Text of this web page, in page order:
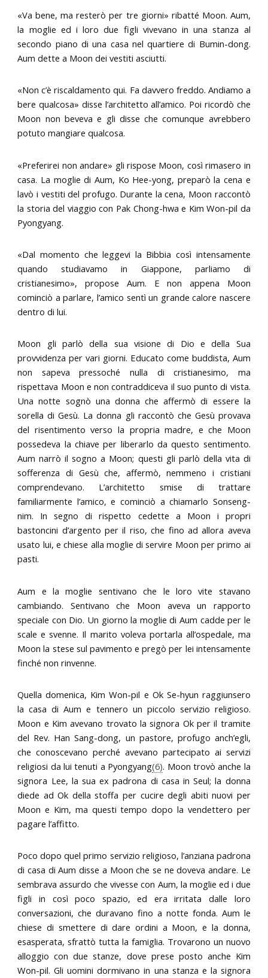
«Va bene, ma resterò per tre giorni» ribatté Moon. Aum,
la moglie ed i loro due figli vivevano in una stanza al
secondo piano di una casa nel quartiere di Bumin-dong.
Aum dette a Moon dei vestiti asciutti.
«Non c’è riscaldamento qui. Fa davvero freddo. Andiamo a
bere qualcosa» disse l’architetto all’amico. Poi ricordò che
Moon non beveva e gli disse che comunque avrebbero
potuto mangiare qualcosa.
«Preferirei non andare» gli rispose Moon, così rimasero in
casa. La moglie di Aum, Ko Hee-yong, preparò la cena e
lavò i vestiti del profugo. Durante la cena, Moon raccontò
la storia del viaggio con Pak Chong-hwa e Kim Won-pil da
Pyongyang.
«Dal momento che leggevi la Bibbia così intensamente
quando studiavamo in Giappone, parliamo di
cristianesimo», propose Aum. E non appena Moon
cominciò a parlare, l’amico sentì un grande calore nascere
dentro di lui.
Moon gli parlò della sua visione di Dio e della Sua
provvidenza per vari giorni. Educato come buddista, Aum
non sapeva pressoché nulla di cristianesimo, ma
rispettava Moon e non contraddiceva il suo punto di vista.
Una notte sognò una donna che affermò di essere la
sorella di Gesù. La donna gli raccontò che Gesù provava
del risentimento verso la propria madre, e che Moon
possedeva la chiave per liberarlo da questo sentimento.
Aum narrò il sogno a Moon; questi gli parlò della vita di
sofferenza di Gesù che, affermò, nemmeno i cristiani
comprendevano. L’architetto smise di trattare
familiarmente l’amico, e cominciò a chiamarlo Sonseng-
nim. In segno di rispetto cedette a Moon i propri
bastoncini d’argento per il riso, che fino ad allora aveva
usato lui, e chiese alla moglie di servire Moon per primo ai
pasti.
Aum e la moglie sentivano che le loro vite stavano
cambiando. Sentivano che Moon aveva un rapporto
speciale con Dio. Un giorno la moglie di Aum cadde per le
scale e svenne. Il marito voleva portarla all’ospedale, ma
Moon la stese sul pavimento e pregò per lei intensamente
finché non rinvenne.
Quella domenica, Kim Won-pil e Ok Se-hyun raggiunsero
la casa di Aum e tennero un piccolo servizio religioso.
Moon e Kim avevano trovato la signora Ok per il tramite
del Rev. Han Sang-dong, un pastore, profugo anch’egli,
che conoscevano perché avevano partecipato ai servizi
religiosi da lui tenuti a Pyongyang(6). Moon trovò anche la
signora Lee, la sua ex padrona di casa in Seul; la donna
diede ad Ok della stoffa per cucire degli abiti nuovi per
Moon e Kim, ma questi tempo dopo la vendettero per
pagare l’affitto.
Poco dopo quel primo servizio religioso, l’anziana padrona
di casa di Aum disse a Moon che se ne doveva andare. Le
sembrava assurdo che vivesse con Aum, la moglie ed i due
figli in così poco spazio, ed era irritata dalle loro
conversazioni, che duravano fino a notte fonda. Aum le
chiese di smettere di dare ordini a Moon, e la donna,
esasperata, sfrattò tutta la famiglia. Trovarono un nuovo
alloggio con due stanze, dove prese posto anche Kim
Won-pil. Gli uomini dormivano in una stanza e la signora